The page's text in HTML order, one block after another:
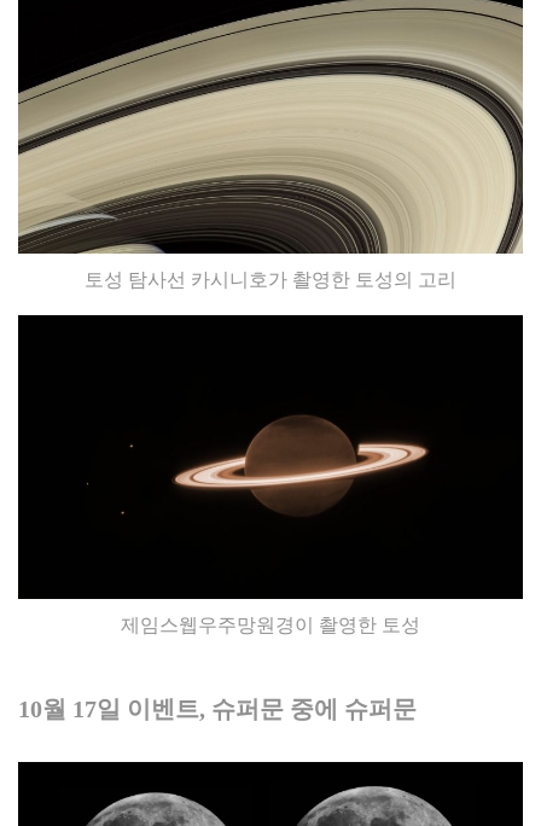
토성 탐사선 카시니호가 촬영한 토성의 고리
제임스웹우주망원경이 촬영한 토성
10월 17일 이벤트, 슈퍼문 중에 슈퍼문